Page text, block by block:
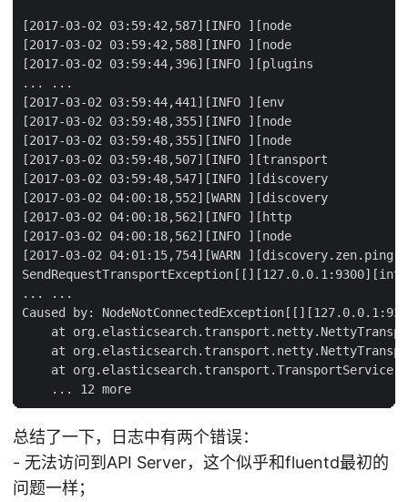
[2017-03-02 03:59:42,587][INFO ][node
[2017-03-02 03:59:42,588][INFO ][node
[2017-03-02 03:59:44,396][INFO ][plugins
... ...
[2017-03-02 03:59:44,441][INFO ][env
[2017-03-02 03:59:48,355][INFO ][node
[2017-03-02 03:59:48,355][INFO ][node
[2017-03-02 03:59:48,507][INFO ][transport
[2017-03-02 03:59:48,547][INFO ][discovery
[2017-03-02 04:00:18,552][WARN ][discovery
[2017-03-02 04:00:18,562][INFO ][http
[2017-03-02 04:00:18,562][INFO ][node
[2017-03-02 04:01:15,754][WARN
... ...
Caused by:
at
at
at
总结了一下，日志中有两个错误：
- 无法访问到API Server，这个似乎和fluentd最初的
问题一样；